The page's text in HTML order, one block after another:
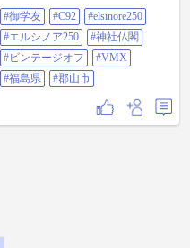
HONDA C92（現在FTR223） 私
HONDAエルシノア250（現在
G310GS） お互い現在のファースト
バイクは違いますが、二人ともこ
の時のバイクは所有しています。 2
スト乗りたいなー笑 #御学友 #c92
#elsinore250 #エルシノア250 #神社
仏閣 #ビンテージオフ #vmx #福島
県 #郡山市
#御学友 #C92
#elsinore250
#エルシノア250
#神社仏閣
#ビンテージオフ
#VMX
#福島県
#郡山市